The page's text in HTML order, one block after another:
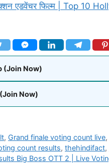
एडवेंचर फिल्म | Top 10
(Join Now)
Now)
, Grand finale voting count live,
count results, thehindifact,
Big Boss OTT 2 | Live